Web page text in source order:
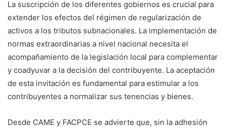
La suscripción de los diferentes gobiernos es crucial para
extender los efectos del régimen de regularización de
activos a los tributos subnacionales. La implementación de
normas extraordinarias a nivel nacional necesita el
acompañamiento de la legislación local para complementar
y coadyuvar a la decisión del contribuyente. La aceptación
de esta invitación es fundamental para estimular a los
contribuyentes a normalizar sus tenencias y bienes.
Desde CAME y FACPCE se advierte que, sin la adhesión